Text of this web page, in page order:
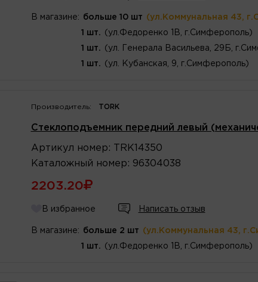
В магазине: больше 10 шт (ул.Коммунальная 43,
1 шт. (ул.Федоренко 1В, г.Симферополь)
1 шт. (ул. Генерала Васильева, 29Б,
1 шт. (ул. Кубанская, 9, г.Симферополь)
Производитель: TORK
Стеклоподъемник передний левый
Артикул номер :
TRK14350
Каталожный номер : 96304038
2203.20
В избранное Написать отзыв
В магазине: больше 2 шт (ул.Коммунальная 43,
1 шт. (ул.Федоренко 1В, г.Симферополь)